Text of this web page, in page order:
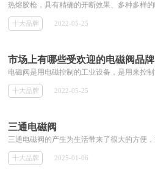
十大品牌 2022-05-25
市场上有哪些受欢迎的电磁阀品牌
十大品牌 2022-05-25
三通电磁阀
十大品牌 2025-01-06